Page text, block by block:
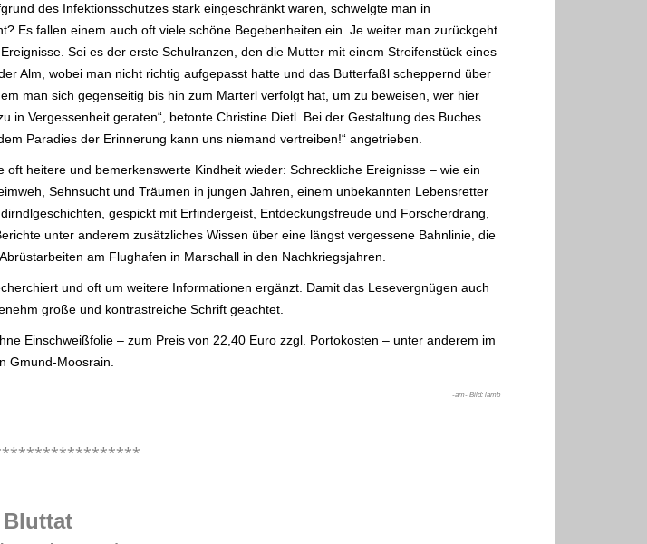
des Infektionsschutzes stark eingeschränkt waren, schwelgte man in
Es fallen einem auch oft viele schöne Begebenheiten ein. Je weiter man zurückgeht
Sei es der erste Schulranzen, den die Mutter mit einem Streifenstück eines
Alm, wobei man nicht richtig aufgepasst hatte und das Butterfaßl scheppernd über
man sich gegenseitig bis hin zum Marterl verfolgt hat, um zu beweisen, wer hier
Vergessenheit geraten“, betonte Christine Dietl. Bei der Gestaltung des Buches
Paradies der Erinnerung kann uns niemand vertreiben!“ angetrieben.
heitere und bemerkenswerte Kindheit wieder: Schreckliche Ereignisse – wie ein
Sehnsucht und Träumen in jungen Jahren, einem unbekannten Lebensretter
gespickt mit Erfindergeist, Entdeckungsfreude und Forscherdrang,
unter anderem zusätzliches Wissen über eine längst vergessene Bahnlinie, die
am Flughafen in Marschall in den Nachkriegsjahren.
und oft um weitere Informationen ergänzt. Damit das Lesevergnügen auch
große und kontrastreiche Schrift geachtet.
Einschweißfolie – zum Preis von 22,40 Euro zzgl. Portokosten – unter anderem im
Gmund-Moosrain.
-am- Bild: lamb
Bluttat